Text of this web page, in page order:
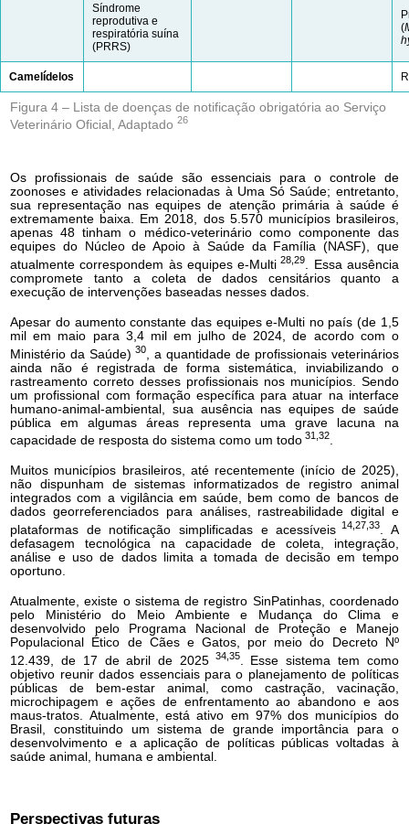
Síndrome
reprodutiva e
respiratória suína
(PRRS)
(
Camelídelos
Figura 4 – Lista de doenças de notificação obrigatória ao Serviço
Veterinário Oficial, Adaptado26
Os profissionais de saúde são essenciais para o controle de
zoonoses e atividades relacionadas à Uma Só Saúde; entretanto,
sua representação nas equipes de atenção primária à saúde é
extremamente baixa. Em 2018, dos 5.570 municípios brasileiros,
apenas 48 tinham o médico-veterinário como componente das
equipes do Núcleo de Apoio à Saúde da Família (NASF), que
atualmente correspondem às equipes e-Multi 28,29
. Essa ausência
compromete tanto a coleta de dados censitários quanto a
execução de intervenções baseadas nesses dados.
Apesar do aumento constante das equipes e-Multi no país (de 1,5
mil em maio para 3,4 mil em julho de 2024, de acordo com o
Ministério da Saúde) 30
, a quantidade de profissionais veterinários
ainda não é registrada de forma sistemática, inviabilizando o
rastreamento correto desses profissionais nos municípios. Sendo
um profissional com formação específica para atuar na interface
humano-animal-ambiental, sua ausência nas equipes de saúde
pública em algumas áreas representa uma grave lacuna na
capacidade de resposta do sistema como um todo 31,32.
Muitos municípios brasileiros, até recentemente (início de 2025),
não dispunham de sistemas informatizados de registro animal
integrados com a vigilância em saúde, bem como de bancos de
dados georreferenciados para análises, rastreabilidade digital e
plataformas de notificação simplificadas e acessíveis 14,27,33. A
defasagem tecnológica na capacidade de coleta, integração,
análise e uso de dados limita a tomada de decisão em tempo
oportuno.
Atualmente, existe o sistema de registro SinPatinhas, coordenado
pelo Ministério do Meio Ambiente e Mudança do Clima e
desenvolvido pelo Programa Nacional de Proteção e Manejo
Populacional Ético de Cães e Gatos, por meio do Decreto Nº
12.439, de 17 de abril de 2025 34,35. Esse sistema tem como
objetivo reunir dados essenciais para o planejamento de políticas
públicas de bem-estar animal, como castração, vacinação,
microchipagem e ações de enfrentamento ao abandono e aos
maus-tratos. Atualmente, está ativo em 97% dos municípios do
Brasil, constituindo um sistema de grande importância para o
desenvolvimento e a aplicação de políticas públicas voltadas à
saúde animal, humana e ambiental.
Perspectivas futuras